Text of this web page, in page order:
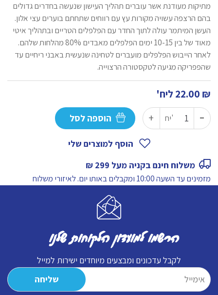
מתיקות מעודנת אשר עוברים תהליך העישון שנעשה בחדרים גדולים
בהם הרצפה עשויה מקורות עץ עם רווחים שתחתם בוערים עצי אלון.
העשן המיתמר עולה לתוך החדר עם הפלפלים הטריים ובתהליך איטי
מאוד של בין 10-15 ימים הפלפלים מאבדים 80% מהלחות שלהם.
לאחר הייבוש הפלפלים מועברים לטחינה שנעשית באבני ריחיים עד
שהפפריקה מגיעה לטקסטורה הרצוייה.
22.00 ₪ ליח'
-
כמות
של
-
יח' + הוספה לסל
הוסף למוצרים שלי
משלוח חינם בקניה מעל 299 ₪
מזמינים עד השעה 10:00 ומקבלים באותו יום. לאיזורי משלוח
הרשמו למועדון הלקוחות שלנו
לקבל עדכונים ומבצעים מיוחדים ישירות למייל